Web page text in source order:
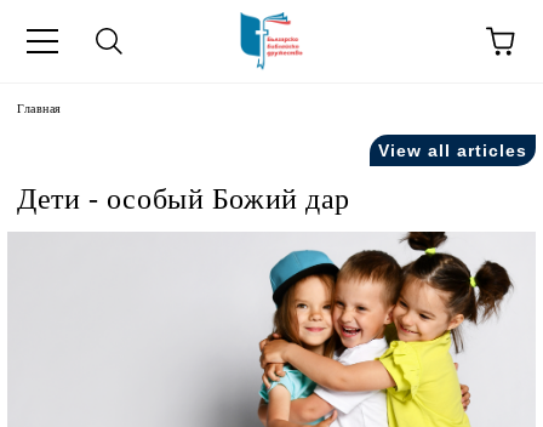
Главная
View all articles
Дети - особый Божий дар